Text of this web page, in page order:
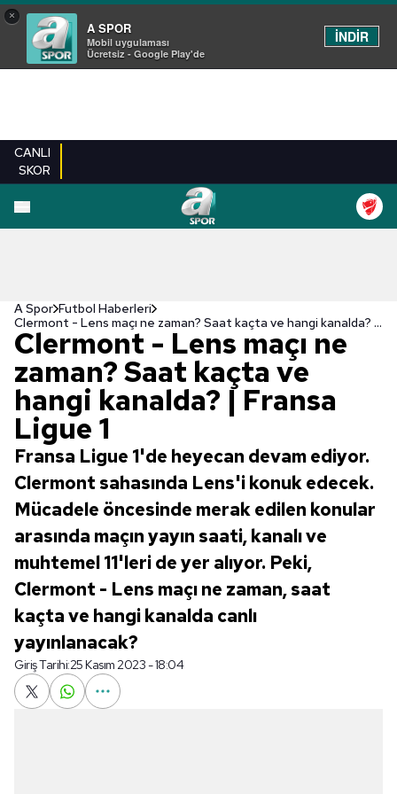
×
A SPOR
Mobil uygulaması
Ücretsiz - Google Play'de
İNDİR
CANLI
SKOR
A Spor Futbol Haberleri
Clermont - Lens maçı ne zaman? Saat kaçta ve hangi kanalda? | Fransa Ligue 1
Clermont - Lens maçı ne
zaman? Saat kaçta ve
hangi kanalda? | Fransa
Ligue 1
Fransa Ligue 1'de heyecan devam ediyor.
Clermont sahasında Lens'i konuk edecek.
Mücadele öncesinde merak edilen konular
arasında maçın yayın saati, kanalı ve
muhtemel 11'leri de yer alıyor. Peki,
Clermont - Lens maçı ne zaman, saat
kaçta ve hangi kanalda canlı
yayınlanacak?
Giriş Tarihi:25 Kasım 2023 - 18:04